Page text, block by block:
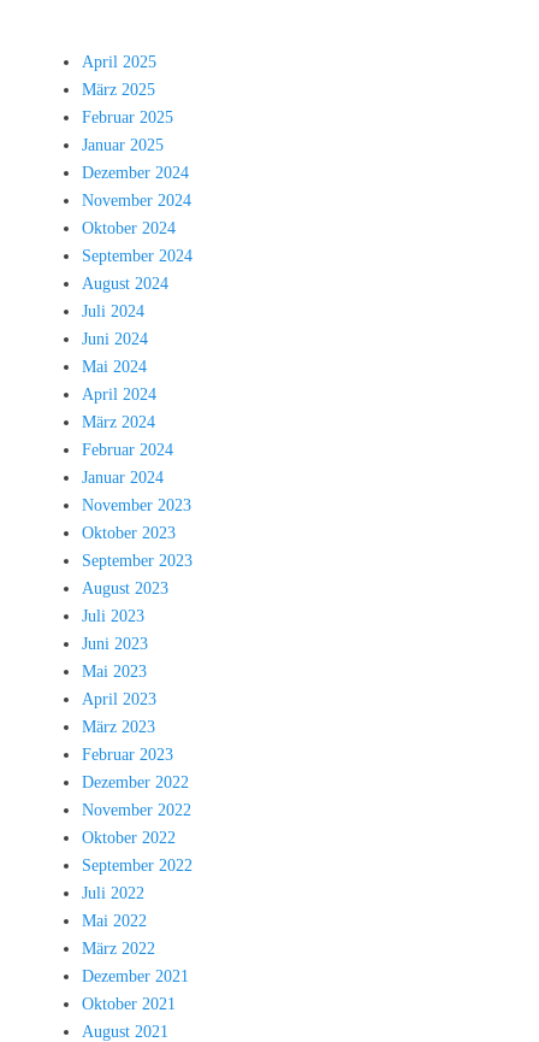
April 2025
März 2025
Februar 2025
Januar 2025
Dezember 2024
November 2024
Oktober 2024
September 2024
August 2024
Juli 2024
Juni 2024
Mai 2024
April 2024
März 2024
Februar 2024
Januar 2024
November 2023
Oktober 2023
September 2023
August 2023
Juli 2023
Juni 2023
Mai 2023
April 2023
März 2023
Februar 2023
Dezember 2022
November 2022
Oktober 2022
September 2022
Juli 2022
Mai 2022
März 2022
Dezember 2021
Oktober 2021
August 2021